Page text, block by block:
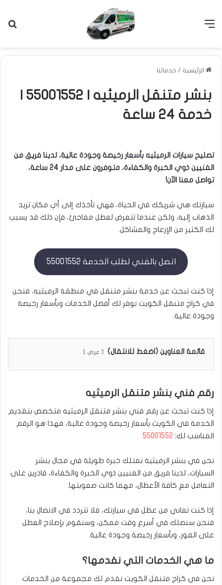
القائمة
الرئيسية / خدماتنا
خدمة 24 ساعة
تصليح سيارات الرميثيه بأسعار رخيصة وجودة عالية، لدينا فريق من
الفنيين ذوي الخبرة والكفاءة، متوفرون على مدار 24 ساعة،
تواصل معنا الآن!
سيارتك هي شريكك في الحياة، فهي تأخذك إلى أي مكان تريد
الذهاب إليه، ولكن عندما تتعرض لعطل مفاجئ، فإن ذلك قد يسبب
لك الكثير من الإزعاج والمشاكل.
اتصل بالفني لطلب الخدمة 55001552
إذا كنت تبحث عن خدمة بنشر متنقل في منطقة الرميثيه، فنحن
في كراج متنقل الكويت نوفر لك أفضل الخدمات وبأسعار رخيصة
وجودة عالية.
قائمة العناوين (اضغط للانتقال) عرض
رقم فني بنشر متنقل الرميثيه
إذا كنت تبحث عن رقم فني بنشر متنقل الرميثيه متخصص بتقديم
الخدمة في الكويت بأسعار رخيصة وجودة عالية، فهذا هو الرقم
المناسب لك: 55001552
نحن في بنشر الرميثية نمتلك خبرة طويلة في مجال بنشر
السيارات، لدينا فريق من الفنيين ذوي الخبرة والكفاءة، قادرين على
التعامل مع كافة الأعطال، مهما كانت صعوبتها.
إذا كنت تعاني من عطل في سيارتك، فلا تتردد في الاتصال بنا،
فنحن سنصلك في أسرع وقت ممكن، وسنقوم بإصلاح العطل
على الفور، وبأسعار رخيصة وجودة عالية.
ما هي الخدمات التي نقدمها؟
نحن في كراج متنقل الكويت نقدم لك مجموعة من الخدمات